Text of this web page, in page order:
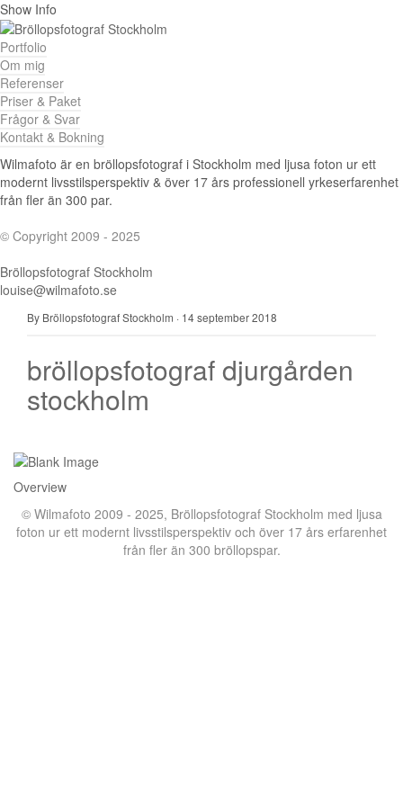
Show Info
Portfolio
Om mig
Referenser
Priser & Paket
Frågor & Svar
Kontakt & Bokning
Wilmafoto är en bröllopsfotograf i Stockholm med ljusa foton ur ett
modernt livsstilsperspektiv & över 17 års professionell yrkeserfarenhet
från fler än 300 par.
© Copyright 2009 - 2025
Bröllopsfotograf Stockholm
louise@wilmafoto.se
By Bröllopsfotograf Stockholm · 14 september 2018
bröllopsfotograf djurgården
stockholm
Overview
© Wilmafoto 2009 - 2025, Bröllopsfotograf Stockholm med ljusa
foton ur ett modernt livsstilsperspektiv och över 17 års erfarenhet
från fler än 300 bröllopspar.